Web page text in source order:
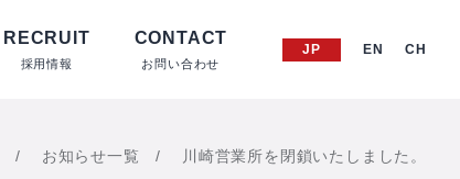
RECRUIT
採用情報
CONTACT
お問い合わせ
JP EN CH
お知らせ一覧 川崎営業所を閉鎖いたしました。